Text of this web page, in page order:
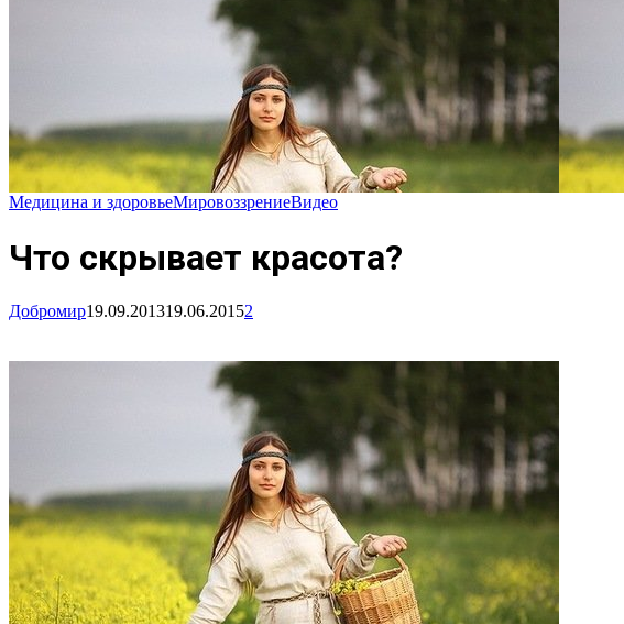
Медицина и здоровьеМировоззрениеВидео
Что скрывает красота?
Добромир19.09.201319.06.20152